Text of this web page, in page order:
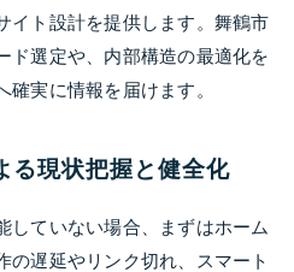
イト設計を提供します。舞鶴市
ド選定や、内部構造の最適化を
実に情報を届けます。
る現状把握と健全化
していない場合、まずはホーム
の遅延やリンク切れ、スマート